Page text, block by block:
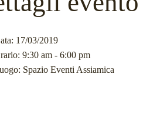
: 17/03/2019
: 9:30 am - 6:00 pm
: Spazio Eventi Assiamica